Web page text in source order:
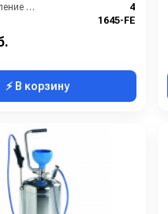
Рабочее давление (бар):
4
1645-FE
⚡ В корзину